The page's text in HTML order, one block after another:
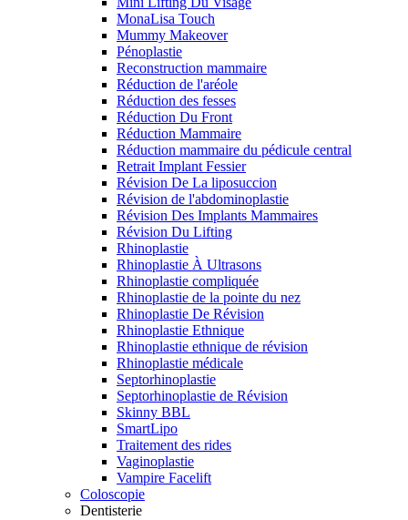
MonaLisa Touch
Mummy Makeover
Pénoplastie
Reconstruction mammaire
Réduction de l'aréole
Réduction des fesses
Réduction Du Front
Réduction Mammaire
Réduction mammaire du pédicule central
Retrait Implant Fessier
Révision De La liposuccion
Révision de l'abdominoplastie
Révision Des Implants Mammaires
Révision Du Lifting
Rhinoplastie
Rhinoplastie À Ultrasons
Rhinoplastie compliquée
Rhinoplastie de la pointe du nez
Rhinoplastie De Révision
Rhinoplastie Ethnique
Rhinoplastie ethnique de révision
Rhinoplastie médicale
Septorhinoplastie
Septorhinoplastie de Révision
Skinny BBL
SmartLipo
Traitement des rides
Vaginoplastie
Vampire Facelift
Coloscopie
Dentisterie